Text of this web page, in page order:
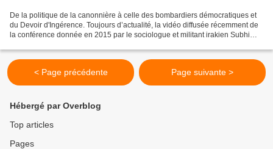
De la politique de la canonnière à celle des bombardiers démocratiques et
du Devoir d'Ingérence. Toujours d’actualité, la vidéo diffusée récemment de
la conférence donnée en 2015 par le sociologue et militant irakien Subhi
< Page précédente Page suivante >
Hébergé par Overblog
Top articles
Pages